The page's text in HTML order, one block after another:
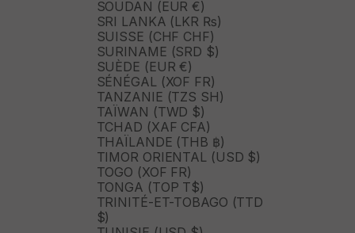
SOUDAN (EUR €)
SRI LANKA (LKR ₨)
SUISSE (CHF CHF)
SURINAME (SRD $)
SUÈDE (EUR €)
SÉNÉGAL (XOF FR)
TANZANIE (TZS SH)
TAÏWAN (TWD $)
TCHAD (XAF CFA)
THAÏLANDE (THB ฿)
TIMOR ORIENTAL (USD $)
TOGO (XOF FR)
TONGA (TOP T$)
TRINITÉ-ET-TOBAGO (TTD
$)